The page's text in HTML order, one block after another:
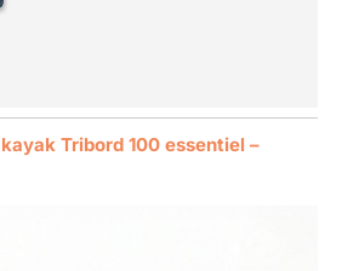
Tribord 100 essentiel –